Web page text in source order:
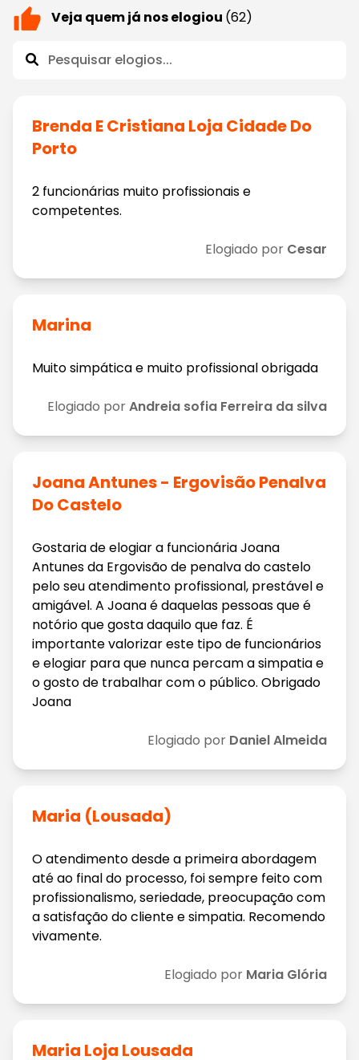
Veja quem já nos elogiou (62)
Brenda E Cristiana Loja Cidade Do
Porto
2 funcionárias muito profissionais e
competentes.
Elogiado por Cesar
Marina
Muito simpática e muito profissional obrigada
Elogiado porAndreia sofia Ferreira da silva
Joana Antunes - Ergovisão Penalva
Do Castelo
Gostaria de elogiar a funcionária Joana
Antunes da Ergovisão de penalva do castelo
pelo seu atendimento profissional, prestável e
amigável. A Joana é daquelas pessoas que é
notório que gosta daquilo que faz. É
importante valorizar este tipo de funcionários
e elogiar para que nunca percam a simpatia e
o gosto de trabalhar com o público. Obrigado
Joana
Elogiado por Daniel Almeida
Maria (Lousada)
O atendimento desde a primeira abordagem
até ao final do processo, foi sempre feito com
profissionalismo, seriedade, preocupação com
a satisfação do cliente e simpatia. Recomendo
vivamente.
Elogiado por Maria Glória
Maria Loja Lousada